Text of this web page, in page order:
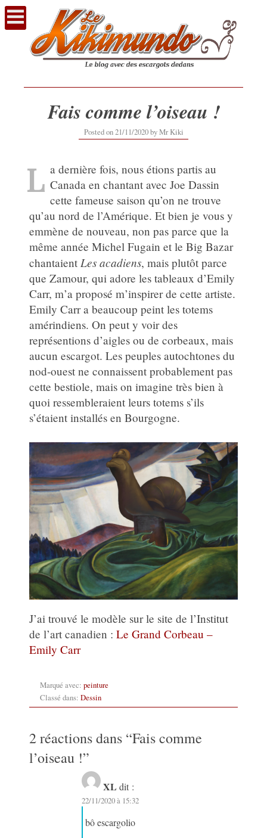
Voir
contenu
Fais comme l’oiseau !
Posted on21/11/202021/11/2020
byMr Kiki
L a dernière fois, nous étions partis au
Canada en chantant avec Joe Dassin
cette fameuse saison qu’on ne trouve
qu’au nord de l’Amérique. Et bien je vous y
emmène de nouveau, non pas parce que la
même année Michel Fugain et le Big Bazar
chantaient Les acadiens, mais plutôt parce
que Zamour, qui adore les tableaux d’Emily
Carr, m’a proposé m’inspirer de cette artiste.
Emily Carr a beaucoup peint les totems
amérindiens. On peut y voir des
représentions d’aigles ou de corbeaux, mais
aucun escargot. Les peuples autochtones du
nod-ouest ne connaissent probablement pas
cette bestiole, mais on imagine très bien à
quoi ressembleraient leurs totems s’ils
s’étaient installés en Bourgogne.
J’ai trouvé le modèle sur le site de l’Institut
de l’art canadien :Le Grand Corbeau –
Emily Carr
Marqué avec: peinture
Classé dans: Dessin
2 réactions dans “Fais comme
l’oiseau !”
XL dit :
22/11/2020 à 15:32
bô escargolio